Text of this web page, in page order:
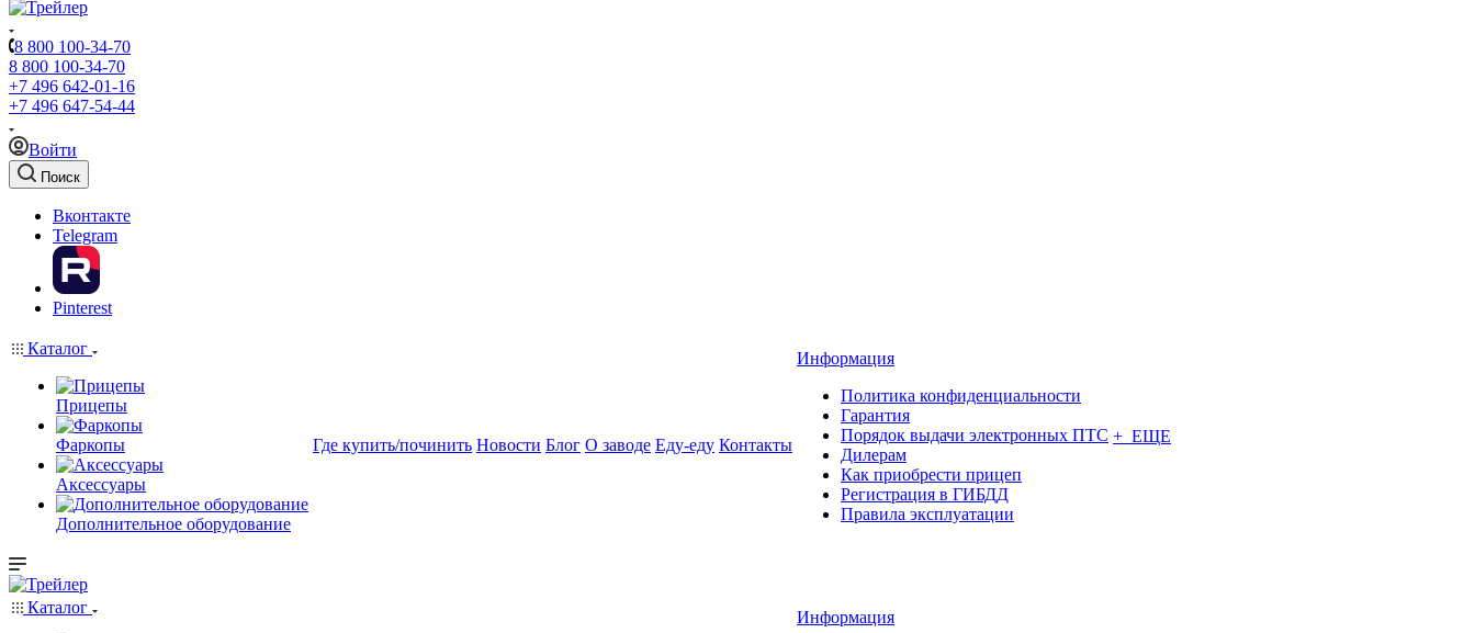
8 800 100-34-70
8 800 100-34-70
+7 496 642-01-16
+7 496 647-54-44
Войти
Поиск
Вконтакте
Telegram
Pinterest
Каталог
Прицепы
Фаркопы
Аксессуары
Дополнительное оборудование
Где купить/починить Новости Блог О заводе Еду-еду Контакты
Информация
Политика конфиденциальности
Гарантия
Порядок выдачи электронных ПТС
Дилерам
Как приобрести прицеп
Регистрация в ГИБДД
Правила эксплуатации
+ ЕЩЕ
Каталог
Информация